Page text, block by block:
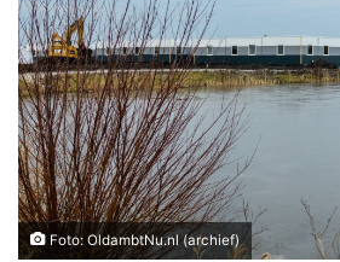
Foto: OldambtNu.nl (archief)